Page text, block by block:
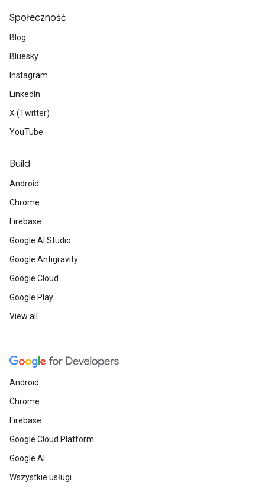
Społeczność
Blog
Bluesky
Instagram
LinkedIn
X (Twitter)
YouTube
Build
Android
Chrome
Firebase
Google AI Studio
Google Antigravity
Google Cloud
Google Play
View all
Android
Chrome
Firebase
Google Cloud Platform
Google AI
Wszystkie usługi